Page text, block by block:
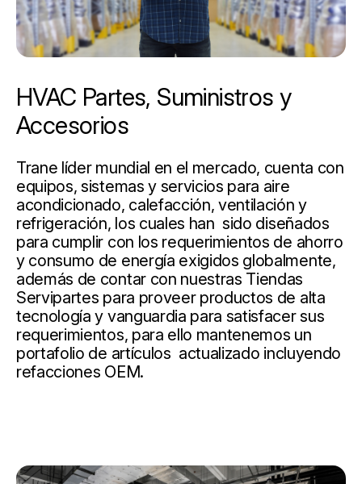
HVAC Partes, Suministros y
Accesorios
Trane líder mundial en el mercado, cuenta con
equipos, sistemas y servicios para aire
acondicionado, calefacción, ventilación y
refrigeración, los cuales han sido diseñados
para cumplir con los requerimientos de ahorro
y consumo de energía exigidos globalmente,
además de contar con nuestras Tiendas
Servipartes para proveer productos de alta
tecnología y vanguardia para satisfacer sus
requerimientos, para ello mantenemos un
portafolio de artículos actualizado incluyendo
refacciones OEM.